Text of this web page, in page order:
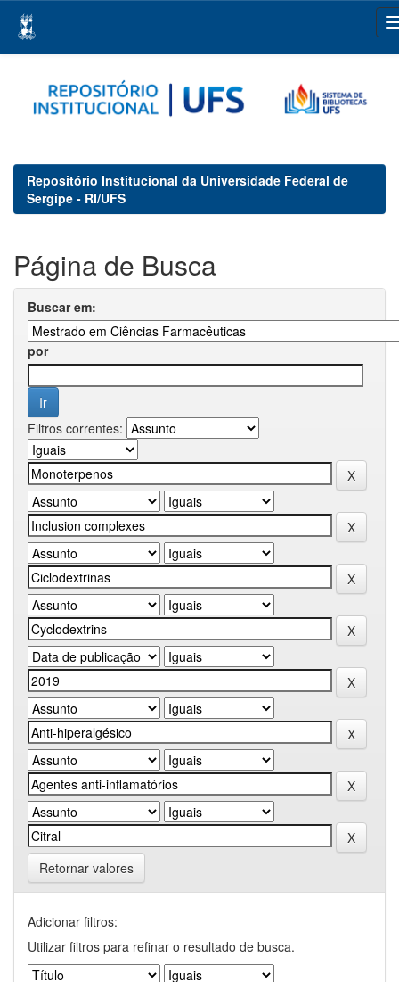
navigation
Repositório Institucional da Universidade Federal de
Sergipe - RI/UFS
Página de Busca
Buscar em:
por
Filtros correntes:
Retornar valores
Adicionar filtros:
Utilizar filtros para refinar o resultado de busca.